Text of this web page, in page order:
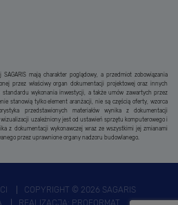
SAGARIS mają charakter poglądowy, a przedmiot zobowiązania
przez właściwy organ dokumentacji projektowej oraz innych
wykonania inwestycji, a także umów zawartych przez
stanowią tylko element aranżacji, nie są częścią oferty, wzorca
przedstawionych materiałów wynika z dokumentacji
uzależniony jest od ustawień sprzętu komputerowego i
z dokumentacji wykonawczej wraz ze wszystkimi jej zmianami
przez uprawnione organy nadzoru budowlanego.
COPYRIGHT © 2026 SAGARIS
REALIZACJA: PROFORMAT